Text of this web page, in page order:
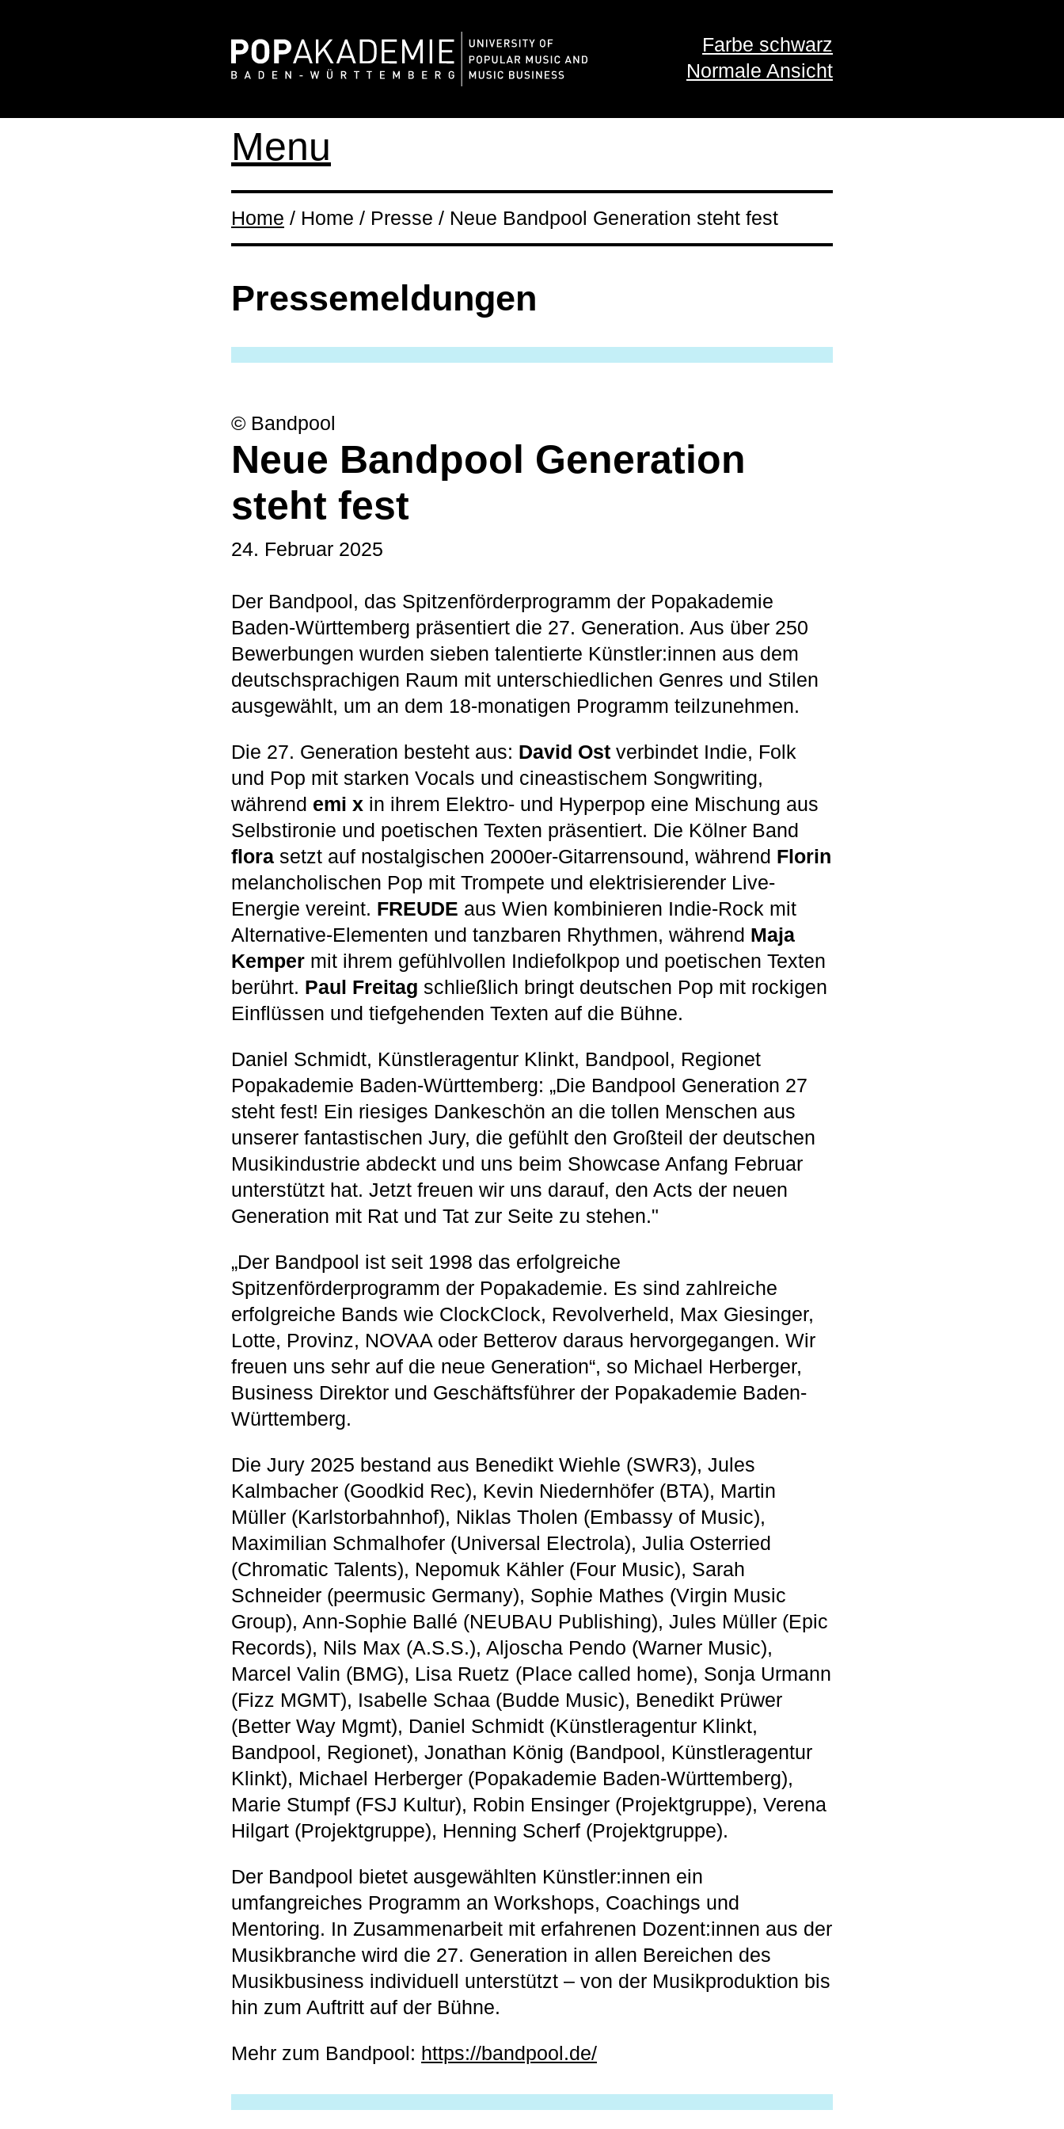
Farbe schwarz
Normale Ansicht
Menu
Home / Home / Presse / Neue Bandpool Generation steht fest
Presse­meldungen
© Bandpool
Neue Bandpool Generation
steht fest
24. Februar 2025
Der Bandpool, das Spitzenförderprogramm der Popakademie
Baden-Württemberg präsentiert die 27. Generation. Aus über 250
Bewerbungen wurden sieben talentierte Künstler:innen aus dem
deutschsprachigen Raum mit unterschiedlichen Genres und Stilen
ausgewählt, um an dem 18-monatigen Programm teilzunehmen.
Die 27. Generation besteht aus: David Ost verbindet Indie, Folk
und Pop mit starken Vocals und cineastischem Songwriting,
während emi x in ihrem Elektro- und Hyperpop eine Mischung aus
Selbstironie und poetischen Texten präsentiert. Die Kölner Band
flora setzt auf nostalgischen 2000er-Gitarrensound, während Florin
melancholischen Pop mit Trompete und elektrisierender Live-
Energie vereint. FREUDE aus Wien kombinieren Indie-Rock mit
Alternative-Elementen und tanzbaren Rhythmen, während Maja
Kemper mit ihrem gefühlvollen Indiefolkpop und poetischen Texten
berührt. Paul Freitag schließlich bringt deutschen Pop mit rockigen
Einflüssen und tiefgehenden Texten auf die Bühne.
Daniel Schmidt, Künstleragentur Klinkt, Bandpool, Regionet
Popakademie Baden-Württemberg: „Die Bandpool Generation 27
steht fest! Ein riesiges Dankeschön an die tollen Menschen aus
unserer fantastischen Jury, die gefühlt den Großteil der deutschen
Musikindustrie abdeckt und uns beim Showcase Anfang Februar
unterstützt hat. Jetzt freuen wir uns darauf, den Acts der neuen
Generation mit Rat und Tat zur Seite zu stehen."
„Der Bandpool ist seit 1998 das erfolgreiche
Spitzenförderprogramm der Popakademie. Es sind zahlreiche
erfolgreiche Bands wie ClockClock, Revolverheld, Max Giesinger,
Lotte, Provinz, NOVAA oder Betterov daraus hervorgegangen. Wir
freuen uns sehr auf die neue Generation“, so Michael Herberger,
Business Direktor und Geschäftsführer der Popakademie Baden-
Württemberg.
Die Jury 2025 bestand aus Benedikt Wiehle (SWR3), Jules
Kalmbacher (Goodkid Rec), Kevin Niedernhöfer (BTA), Martin
Müller (Karlstorbahnhof), Niklas Tholen (Embassy of Music),
Maximilian Schmalhofer (Universal Electrola), Julia Osterried
(Chromatic Talents), Nepomuk Kähler (Four Music), Sarah
Schneider (peermusic Germany), Sophie Mathes (Virgin Music
Group), Ann-Sophie Ballé (NEUBAU Publishing), Jules Müller (Epic
Records), Nils Max (A.S.S.), Aljoscha Pendo (Warner Music),
Marcel Valin (BMG), Lisa Ruetz (Place called home), Sonja Urmann
(Fizz MGMT), Isabelle Schaa (Budde Music), Benedikt Prüwer
(Better Way Mgmt), Daniel Schmidt (Künstleragentur Klinkt,
Bandpool, Regionet), Jonathan König (Bandpool, Künstleragentur
Klinkt), Michael Herberger (Popakademie Baden-Württemberg),
Marie Stumpf (FSJ Kultur), Robin Ensinger (Projektgruppe), Verena
Hilgart (Projektgruppe), Henning Scherf (Projektgruppe).
Der Bandpool bietet ausgewählten Künstler:innen ein
umfangreiches Programm an Workshops, Coachings und
Mentoring. In Zusammenarbeit mit erfahrenen Dozent:innen aus der
Musikbranche wird die 27. Generation in allen Bereichen des
Musikbusiness individuell unterstützt – von der Musikproduktion bis
hin zum Auftritt auf der Bühne.
Mehr zum Bandpool: https://bandpool.de/